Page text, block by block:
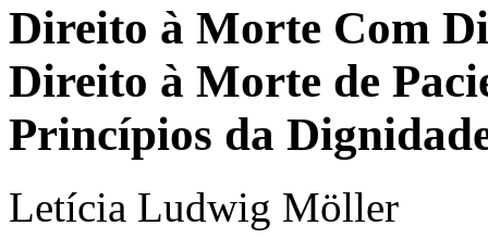
Direito à Morte Com
Direito à Morte de
Princípios da
Letícia Ludwig Möller